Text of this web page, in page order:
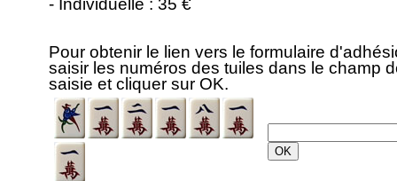
- Individuelle : 35 €
Pour obtenir le lien vers le formulaire
saisir les numéros des tuiles dans le champ
saisie et cliquer sur OK.